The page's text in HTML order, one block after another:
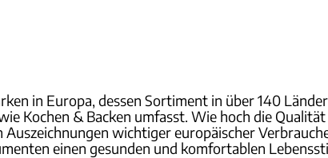
in Europa, dessen Sortiment in über 140
Kochen & Backen umfasst. Wie hoch die
wichtiger europäischer
einen gesunden und komfortablen